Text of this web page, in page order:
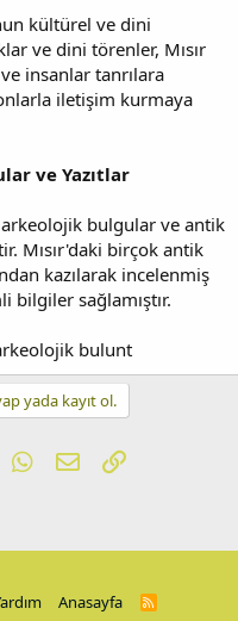
kültürel ve dini
ve dini törenler, Mısır
insanlar tanrılara
iletişim kurmaya
ve Yazıtlar
arkeolojik bulgular ve antik
Mısır'daki birçok antik
kazılarak incelenmiş
bilgiler sağlamıştır.
bulunt
yada kayıt ol.
TumblrWhatsApp
E-postaLink
Anasayfa
R